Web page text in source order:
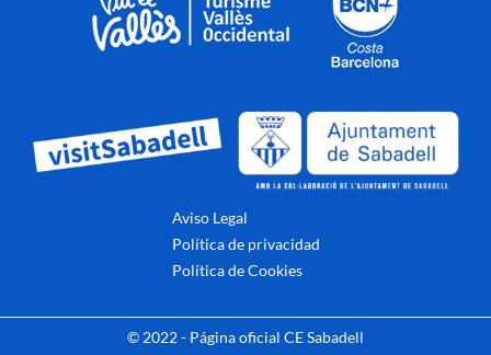
Aviso Legal
Política de privacidad
Política de Cookies
© 2022 - Página oficial CE Sabadell